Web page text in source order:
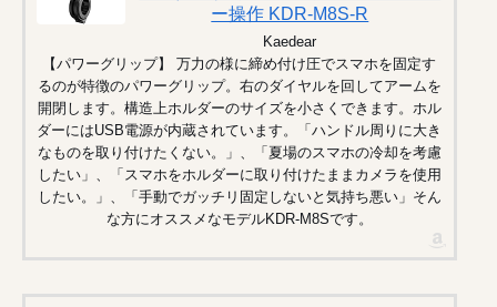
ー操作 KDR-M8S-R
Kaedear
【パワーグリップ】 万力の様に締め付け圧でスマホを固定す
るのが特徴のパワーグリップ。右のダイヤルを回してアームを
開閉します。構造上ホルダーのサイズを小さくできます。ホル
ダーにはUSB電源が内蔵されています。「ハンドル周りに大き
なものを取り付けたくない。」、「夏場のスマホの冷却を考慮
したい」、「スマホをホルダーに取り付けたままカメラを使用
したい。」、「手動でガッチリ固定しないと気持ち悪い」そん
な方にオススメなモデルKDR-M8Sです。